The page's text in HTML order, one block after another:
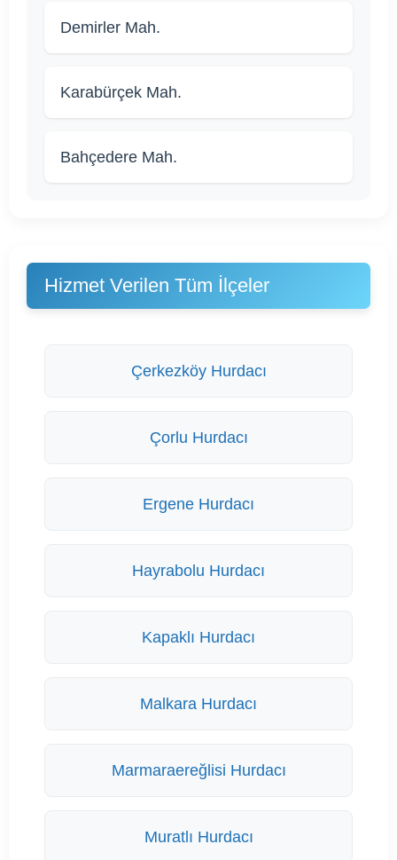
Demirler Mah.
Karabürçek Mah.
Bahçedere Mah.
Hizmet Verilen Tüm İlçeler
Çerkezköy Hurdacı
Çorlu Hurdacı
Ergene Hurdacı
Hayrabolu Hurdacı
Kapaklı Hurdacı
Malkara Hurdacı
Marmaraereğlisi Hurdacı
Muratlı Hurdacı